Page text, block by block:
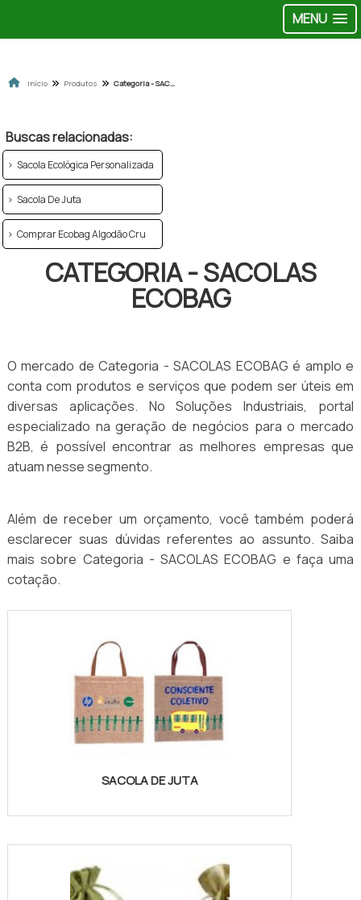
MENU
Início Produtos Categoria - SACOLAS ECOBAG
Buscas relacionadas:
Sacola Ecológica Personalizada
Sacola De Juta
Comprar Ecobag Algodão Cru
CATEGORIA - SACOLAS
ECOBAG
O mercado de Categoria - SACOLAS ECOBAG é amplo e
conta com produtos e serviços que podem ser úteis em
diversas aplicações. No Soluções Industriais, portal
especializado na geração de negócios para o mercado
B2B, é possível encontrar as melhores empresas que
atuam nesse segmento.
Além de receber um orçamento, você também poderá
esclarecer suas dúvidas referentes ao assunto. Saiba
mais sobre Categoria - SACOLAS ECOBAG e faça uma
cotação.
SACOLA DE JUTA